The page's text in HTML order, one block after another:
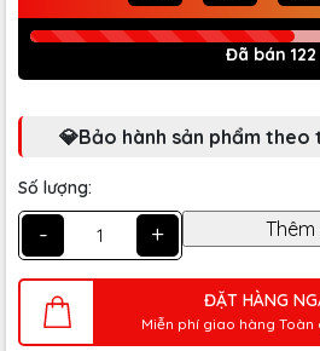
Đã bán 122
💎Bảo hành sản phẩm theo
Số lượng:
- +
ĐẶT HÀNG
Miễn phí giao hàng Toàn